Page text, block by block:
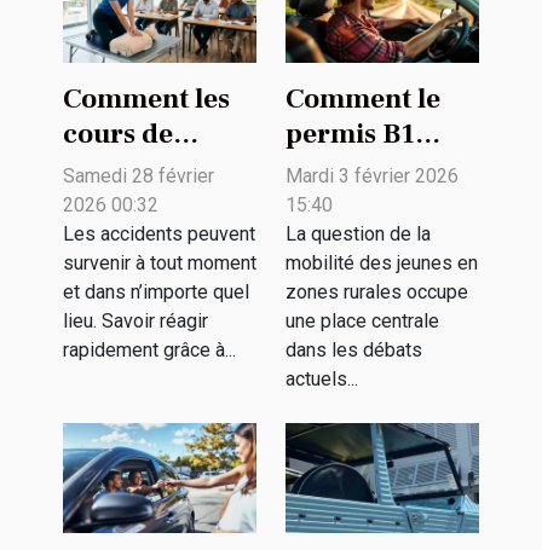
Comment les
cours de
premiers
secours
peuvent sauver
des vies ?
Samedi 28 février
2026 00:32
Les accidents peuvent
survenir à tout moment
et dans n’importe quel
lieu. Savoir réagir
rapidement grâce à...
Comment le
permis B1
facilite-t-il la
mobilité des
jeunes en
zones rurales
?
Mardi 3 février 2026
15:40
La question de la
mobilité des jeunes en
zones rurales occupe
une place centrale
dans les débats
actuels...